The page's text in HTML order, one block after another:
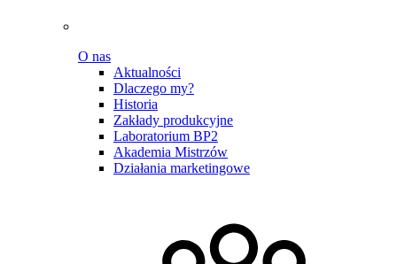
O nas
Aktualności
Dlaczego my?
Historia
Zakłady produkcyjne
Laboratorium BP2
Akademia Mistrzów
Działania marketingowe